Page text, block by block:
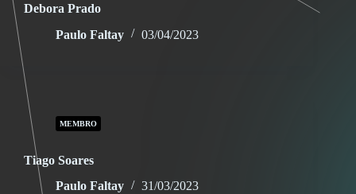
Debora Prado
Paulo Faltay
03/04/2023
MEMBRO
Tiago Soares
Paulo Faltay
31/03/2023